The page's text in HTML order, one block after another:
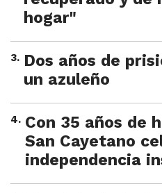
hogar"
3. Dos años de
un azuleño
4. Con 35 años de
San Cayetano
independencia